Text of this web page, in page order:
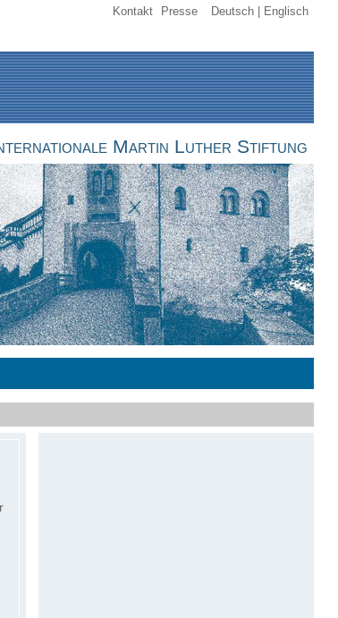
Kontakt Presse Deutsch Englisch
Martin Luther Stiftung